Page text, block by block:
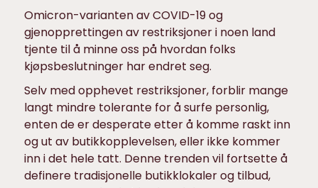
Omicron-varianten av COVID-19 og
gjenopprettingen av restriksjoner i noen land
tjente til å minne oss på hvordan folks
kjøpsbeslutninger har endret seg.
Selv med opphevet restriksjoner, forblir mange
langt mindre tolerante for å surfe personlig,
enten de er desperate etter å komme raskt inn
og ut av butikkopplevelsen, eller ikke kommer
inn i det hele tatt. Denne trenden vil fortsette å
definere tradisjonelle butikklokaler og tilbud,